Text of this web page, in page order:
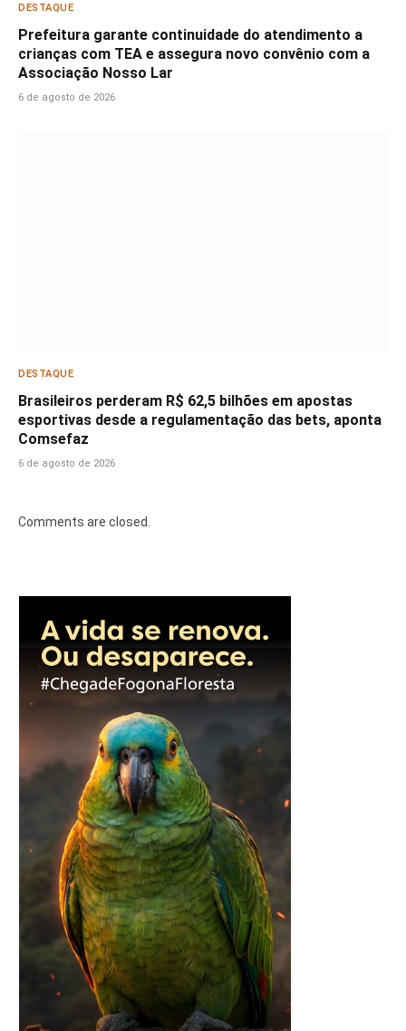
DESTAQUE
Prefeitura garante continuidade do atendimento a
crianças com TEA e assegura novo convênio com a
Associação Nosso Lar
6 de agosto de 2026
DESTAQUE
Brasileiros perderam R$ 62,5 bilhões em apostas
esportivas desde a regulamentação das bets, aponta
Comsefaz
6 de agosto de 2026
Comments are closed.